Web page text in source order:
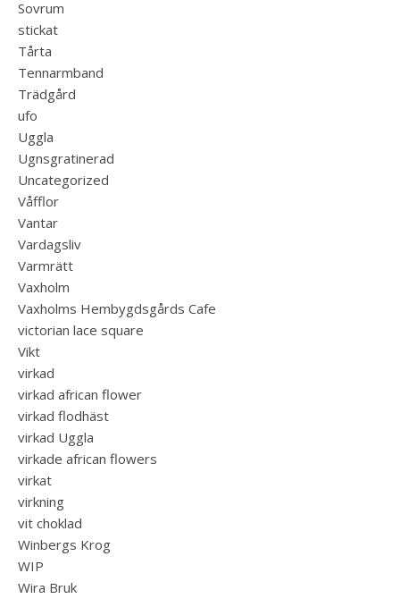
Sovrum
stickat
Tårta
Tennarmband
Trädgård
ufo
Uggla
Ugnsgratinerad
Uncategorized
Våfflor
Vantar
Vardagsliv
Varmrätt
Vaxholm
Vaxholms Hembygdsgårds Cafe
victorian lace square
Vikt
virkad
virkad african flower
virkad flodhäst
virkad Uggla
virkade african flowers
virkat
virkning
vit choklad
Winbergs Krog
WIP
Wira Bruk